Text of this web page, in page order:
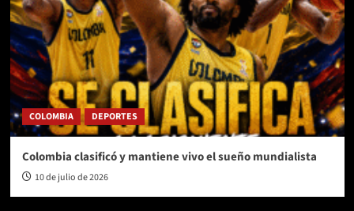
COLOMBIA DEPORTES
Colombia clasificó y mantiene vivo el sueño mundialista
10 de julio de 2026